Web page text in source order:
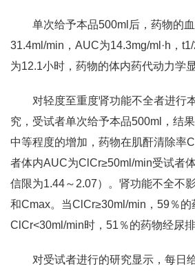
单次给予本品500ml后，药物的
31.4ml/min，AUC为14.3mg/ml·h，
为12.1小时，药物的体内药代动力学
对轻度至重度肾功能不全者进行
究，受试者单次给予本品500ml，结
中等程度的增加，药物在肌酐清除率
者体内AUC为ClCr≥50ml/min受试者
信限为1.44～2.07）。肾功能不全不
和Cmax。当ClCr≥30ml/min，59％的
ClCr<30ml/min时，51％的药物经尿排
对受试者进行的研究显示，每日